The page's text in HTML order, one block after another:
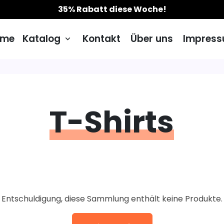
35% Rabatt diese Woche!
Katalog keyboard_arrow_down Kontakt Über uns
T-Shirts
Entschuldigung, diese Sammlung enthält keine Produkte.